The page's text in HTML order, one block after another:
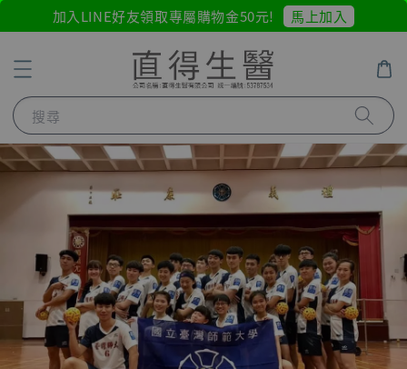
加入LINE好友領取專屬購物金50元! 馬上加入
搜尋